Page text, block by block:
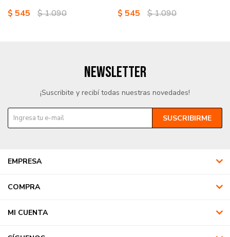
$ 545 $1.090 $ 545 $1.090
EMPRESA
COMPRA
MI CUENTA
NEWSLETTER
¡Suscribite y recibí todas nuestras novedades!
SUSCRIBIRME